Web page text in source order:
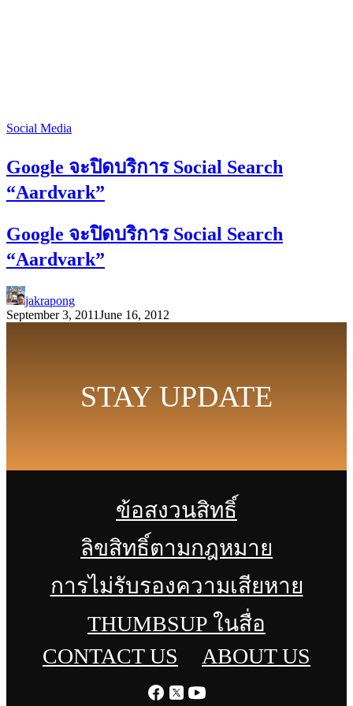
Social Media
Google จะปิดบริการ Social Search
“Aardvark”
Google จะปิดบริการ Social Search
“Aardvark”
jakrapong
September 3, 2011June 16, 2012
STAY UPDATE
ข้อสงวนสิทธิ์
ลิขสิทธิ์ตามกฎหมาย
การไม่รับรองความเสียหาย
THUMBSUP ในสื่อ
CONTACT US
ABOUT US